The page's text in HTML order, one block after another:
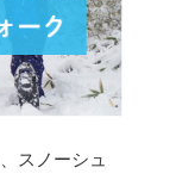
スノーシュ